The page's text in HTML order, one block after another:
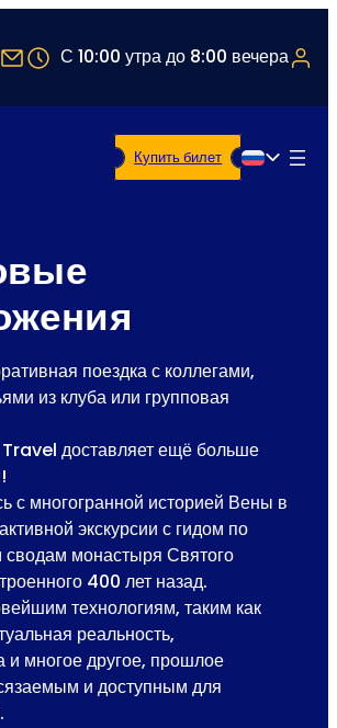
+43 1 5321514
office@timetravel-vienna.at
С 10:00 утра до 8:00 вечера
Русский
Купить билет
поездка с коллегами,
из клуба или групповая
доставляет ещё больше
с многогранной историей Вены в
экскурсии с гидом по
сводам монастыря Святого
400 лет назад.
технологиям, таким как
реальность,
и многое другое, прошлое
и доступным для